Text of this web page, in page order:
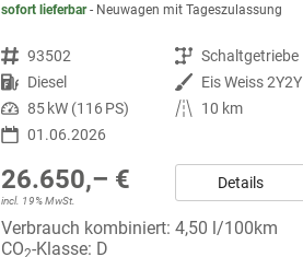
sofort lieferbar Neuwagen mit Tageszulassung
Fahrzeugnr. 93502 Getriebe Schaltgetriebe
Kraftstoff Diesel Außenfarbe Eis Weiss 2Y2Y
Leistung 85 kW (116 PS) Kilometerstand
10 km
01.06.2026
26.650,– €
incl. 19% MwSt.
Details
Verbrauch kombiniert: 4,50 l/100km
CO2-Klasse: D